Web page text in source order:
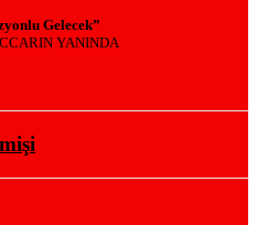
Gelecek”
YANINDA